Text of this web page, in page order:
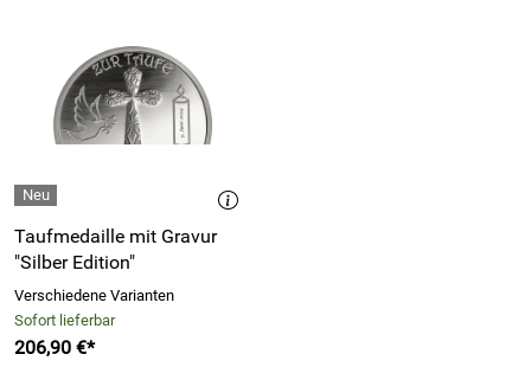
Taufmedaille mit Gravur
"Silber Edition"
Verschiedene Varianten
Sofort lieferbar
206,90 €*